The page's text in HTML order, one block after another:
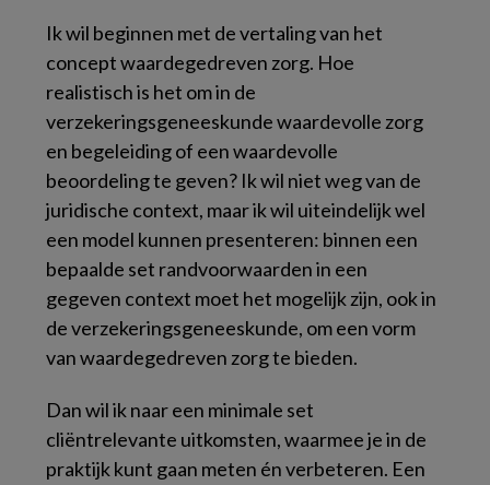
Ik wil beginnen met de vertaling van het
concept waardegedreven zorg. Hoe
realistisch is het om in de
verzekeringsgeneeskunde waardevolle zorg
en begeleiding of een waardevolle
beoordeling te geven? Ik wil niet weg van de
juridische context, maar ik wil uiteindelijk wel
een model kunnen presenteren: binnen een
bepaalde set randvoorwaarden in een
gegeven context moet het mogelijk zijn, ook in
de verzekeringsgeneeskunde, om een vorm
van waardegedreven zorg te bieden.
Dan wil ik naar een minimale set
cliëntrelevante uitkomsten, waarmee je in de
praktijk kunt gaan meten én verbeteren. Een